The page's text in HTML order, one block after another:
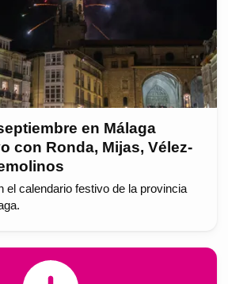
en Málaga
con Ronda, Mijas, Vélez-
el calendario festivo de la provincia